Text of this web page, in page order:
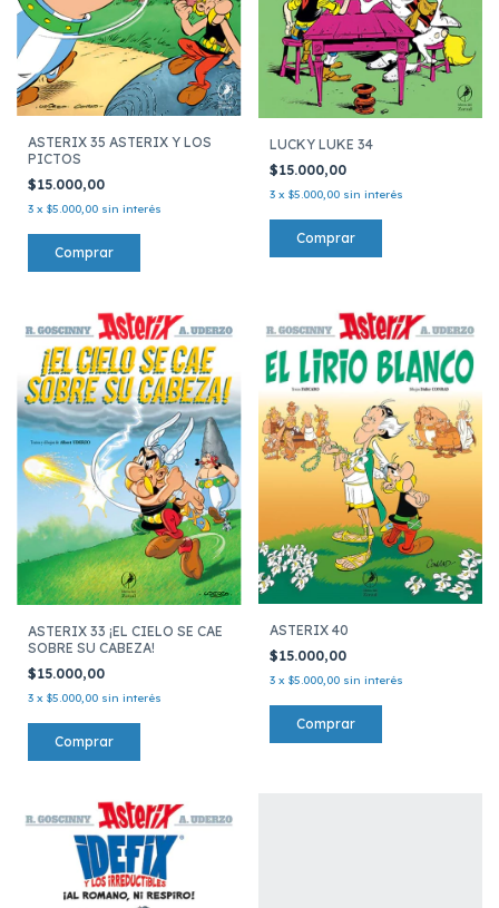
ASTERIX 35 ASTERIX Y LOS
PICTOS
$15.000,00
3 x $5.000,00 sin interés
LUCKY LUKE 34
$15.000,00
3 x $5.000,00 sin interés
ASTERIX 33 ¡EL CIELO SE CAE
SOBRE SU CABEZA!
$15.000,00
3 x $5.000,00 sin interés
ASTERIX 40
$15.000,00
3 x $5.000,00 sin interés